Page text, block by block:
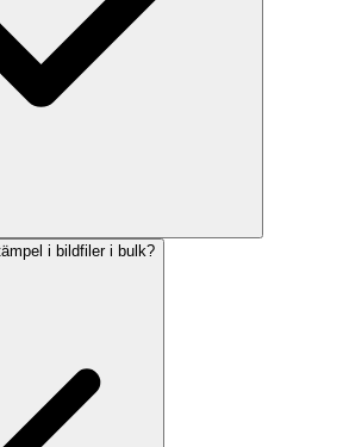
i bildfiler i bulk?